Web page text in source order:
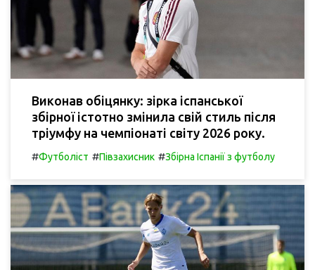
Виконав обіцянку: зірка іспанської
збірної істотно змінила свій стиль після
тріумфу на чемпіонаті світу 2026 року.
#Футболіст #Півзахисник #Збірна Іспанії з футболу